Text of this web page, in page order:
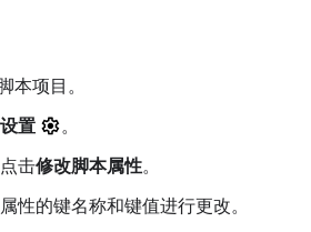
本项目。
置
。
击修改脚本属性。
性的键名称和键值进行更改。